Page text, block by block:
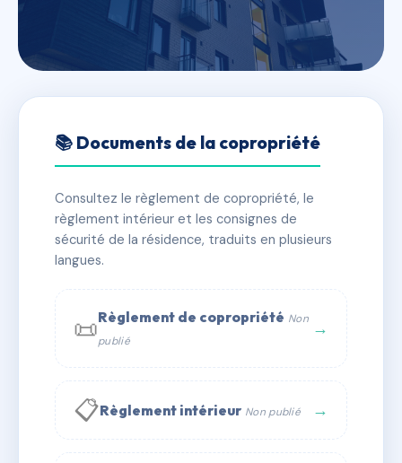
CAP VERDURE 2
✓ Immatriculée 🏠 36 lots 🏗 2 bâtiment(s)
📞 Contacter Syndic Digital
📚 Documents de la copropriété
Consultez le règlement de copropriété, le
règlement intérieur et les consignes de
sécurité de la résidence, traduits en plusieurs
langues.
📜Règlement de copropriété Non
publié
→
📋Règlement intérieur Non publié →